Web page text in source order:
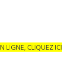
LIGNE, CLIQUEZ ICI